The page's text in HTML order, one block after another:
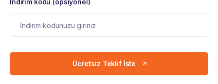
İndirim kodu (opsiyonel)
Ücretsiz Teklif İste